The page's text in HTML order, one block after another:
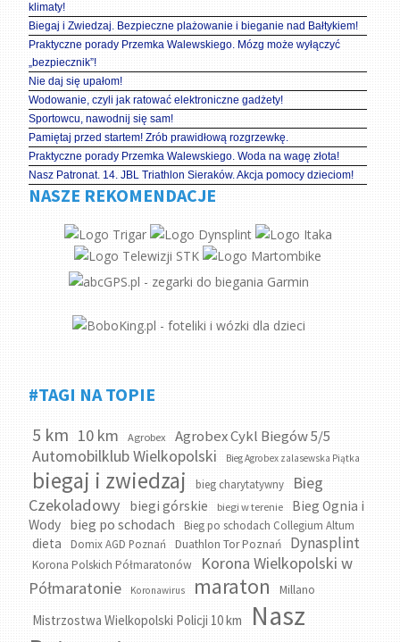
klimaty!
Biegaj i Zwiedzaj. Bezpieczne plażowanie i bieganie nad Bałtykiem!
Praktyczne porady Przemka Walewskiego. Mózg może wyłączyć
„bezpiecznik”!
Nie daj się upałom!
Wodowanie, czyli jak ratować elektroniczne gadżety!
Sportowcu, nawodnij się sam!
Pamiętaj przed startem! Zrób prawidłową rozgrzewkę.
Praktyczne porady Przemka Walewskiego. Woda na wagę złota!
Nasz Patronat. 14. JBL Triathlon Sieraków. Akcja pomocy dzieciom!
NASZE REKOMENDACJE
#TAGI NA TOPIE
5 km 10 km Agrobex Agrobex Cykl Biegów 5/5
Automobilklub Wielkopolski Bieg Agrobex zalasewska Piątka
biegaj i zwiedzaj bieg charytatywny
Bieg
Czekoladowy
biegi górskie biegi w terenie
Bieg Ognia i
Wody bieg po schodach Bieg po schodach Collegium Altum
dieta Domix AGD Poznań Duathlon Tor Poznań Dynasplint
Korona Polskich Półmaratonów
Korona Wielkopolski w
Półmaratonie
Koronawirus maraton Millano
Mistrzostwa Wielkopolski Policji 10 km
Nasz